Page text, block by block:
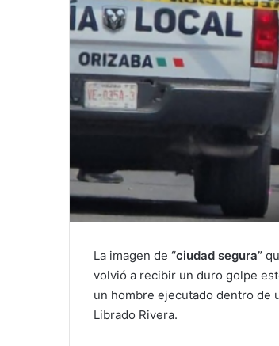
La imagen de “ciudad segura”
volvió a recibir un duro golpe
un hombre ejecutado dentro de
Librado Rivera.